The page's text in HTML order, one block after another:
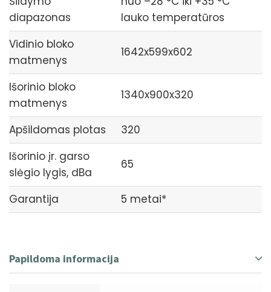
diapazonas
lauko temperatūros
Vidinio bloko
matmenys
1642x599x602
Išorinio bloko
matmenys
1340x900x320
Apšildomas plotas
320
Išorinio įr. garso
slėgio lygis, dBa
65
Garantija 5 metai*
Papildoma informacija